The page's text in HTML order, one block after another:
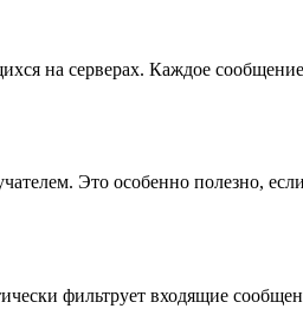
на серверах. Каждое
Это особенно полезно,
фильтрует входящие